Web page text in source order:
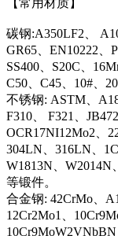
【常用材质】
碳钢:A350LF2、
GR65、EN10222、
SS400、S20C、
C50、C45、10#、
不锈钢: ASTM、
F310、 F321、
OCR17NI12Mo2、
304LN、316LN、
W1813N、W2014N
等锻件。
合金钢: 42CrMo、
12Cr2Mo1、
10Cr9MoW2VNbBN